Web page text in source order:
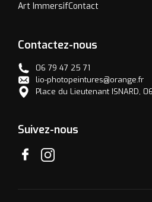
Art ImmersifContact
Contactez-nous
06 79 47 25 71
lio-photopeintures@orange.fr
Place du Lieutenant ISNARD,
Suivez-nous